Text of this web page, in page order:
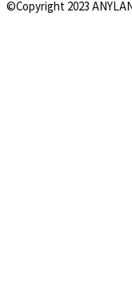
©Copyright 2023